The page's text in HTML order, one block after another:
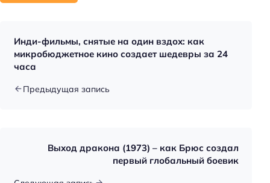
Инди-фильмы, снятые на один вздох: как
микробюджетное кино создает шедевры за 24
часа
Предыдущая запись
Выход дракона (1973) – как Брюс создал
первый глобальный боевик